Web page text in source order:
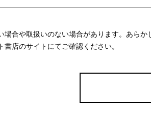
合や取扱いのない場合があります。あらか
店のサイトにてご確認ください。